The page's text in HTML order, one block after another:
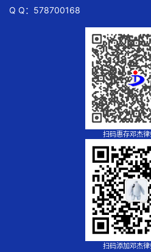
Q Q：578700168
扫码惠存邓杰律
扫码添加邓杰